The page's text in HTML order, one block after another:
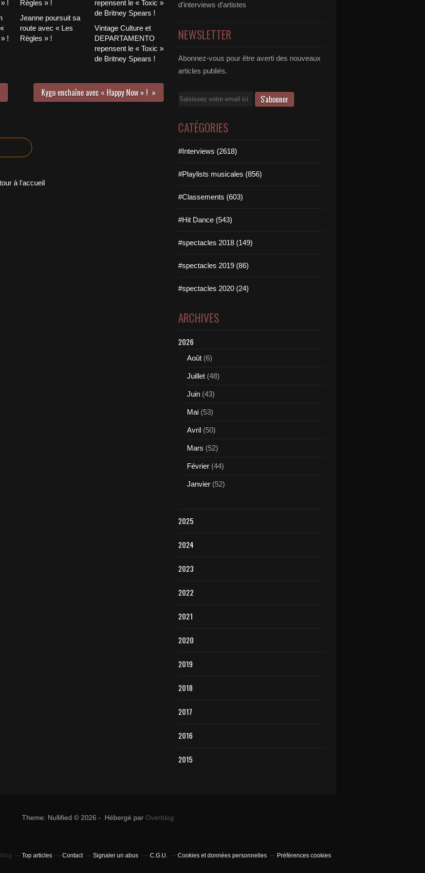
!
Jeanne poursuit sa
route avec « Les
Règles » !
Vintage Culture et
DEPARTAMENTO
repensent le « Toxic »
de Britney Spears !
Kygo enchaîne avec « Happy Now » !
à l'accueil
d'interviews d'artistes
NEWSLETTER
Abonnez-vous pour être averti des nouveaux
articles publiés.
Email
CATÉGORIES
#Interviews (2618)
#Playlists musicales (856)
#Classements (603)
#Hit Dance (543)
#spectacles 2018 (149)
#spectacles 2019 (86)
#spectacles 2020 (24)
ARCHIVES
2026
Août (6)
Juillet (48)
Juin (43)
Mai (53)
Avril (50)
Mars (52)
Février (44)
Janvier (52)
2025
2024
2023
2022
2021
2020
2019
2018
2017
2016
2015
Theme: Nullified © 2026 - Hébergé par Overblog
Top articles Contact Signaler un abus C.G.U. Cookies et données personnelles Préférences cookies